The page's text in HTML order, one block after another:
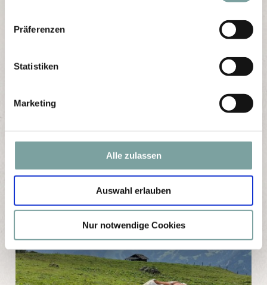
l
Präferenzen
Statistiken
Marketing
Alle zulassen
Auswahl erlauben
Nur notwendige Cookies